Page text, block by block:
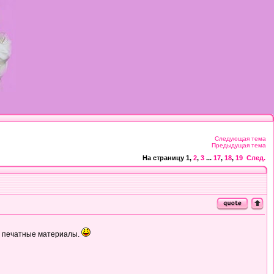
Следующая тема
Предыдущая тема
На страницу 1, 2, 3 ... 17, 18, 19 След.
печатные материалы.